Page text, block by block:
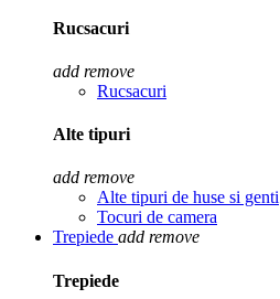
Rucsacuri
add remove
Rucsacuri
Alte tipuri
add remove
Alte tipuri de huse si genti
Tocuri de camera
Trepiede add remove
Trepiede